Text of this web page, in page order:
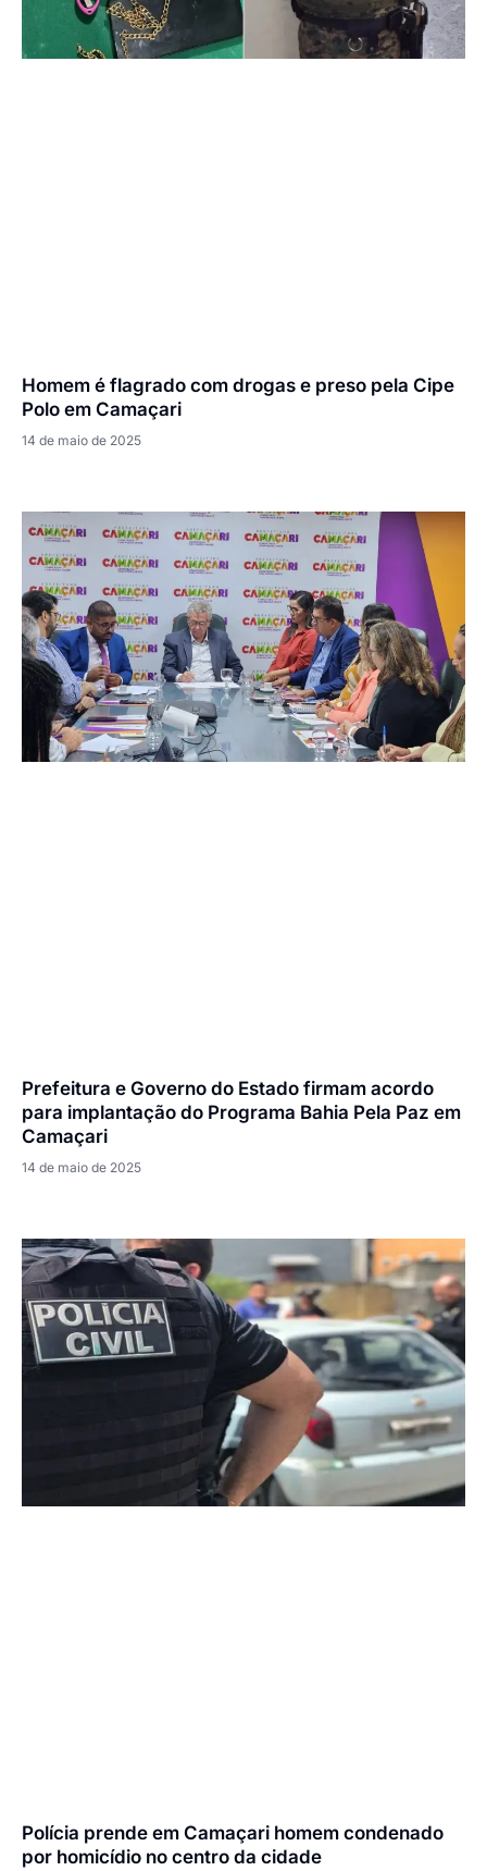
Homem é flagrado com drogas e preso pela Cipe
Polo em Camaçari
14 de maio de 2025
Prefeitura e Governo do Estado firmam acordo
para implantação do Programa Bahia Pela Paz em
Camaçari
14 de maio de 2025
Polícia prende em Camaçari homem condenado
por homicídio no centro da cidade